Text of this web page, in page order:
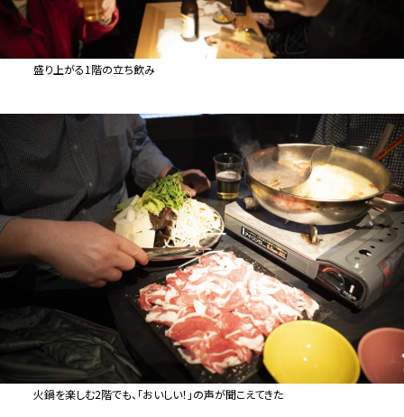
盛り上がる1階の立ち飲み
火鍋を楽しむ2階でも、「おいしい！」の声が聞こえてきた